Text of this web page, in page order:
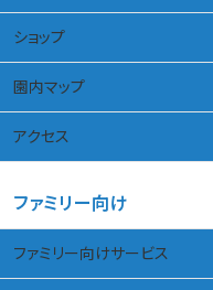
ショップ
園内マップ
アクセス
ファミリー向け
ファミリー向けサービス